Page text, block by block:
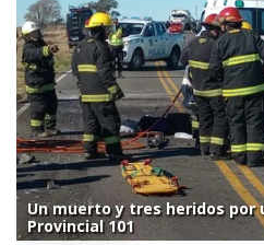
Un muerto y tres heridos por
Provincial 101